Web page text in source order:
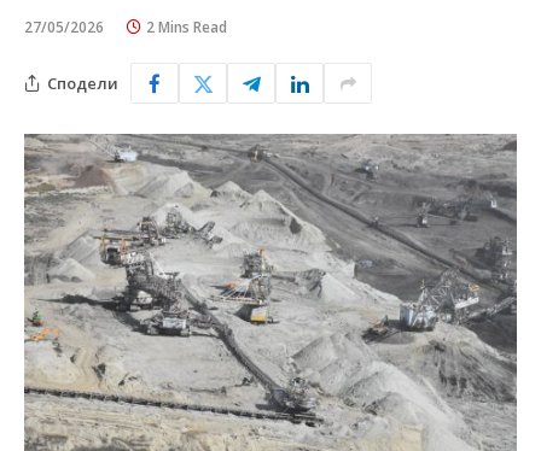
27/05/2026 2 Mins Read
Сподели